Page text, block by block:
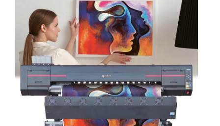
الخدمات
الأسئلة الشائعة
اتصل بنا